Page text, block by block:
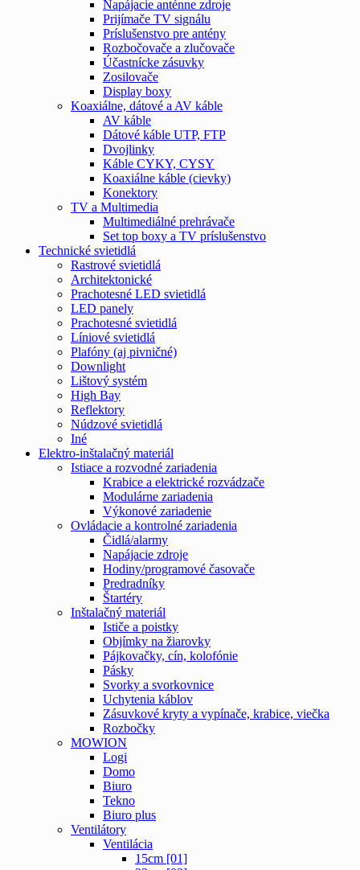
Napájacie anténne zdroje
Prijímače TV signálu
Príslušenstvo pre antény
Rozbočovače a zlučovače
Účastnícke zásuvky
Zosilovače
Display boxy
Koaxiálne, dátové a AV káble
AV káble
Dátové káble UTP, FTP
Dvojlinky
Káble CYKY, CYSY
Koaxiálne káble (cievky)
Konektory
TV a Multimedia
Multimediálné prehrávače
Set top boxy a TV príslušenstvo
Technické svietidlá
Rastrové svietidlá
Architektonické
Prachotesné LED svietidlá
LED panely
Prachotesné svietidlá
Líniové svietidlá
Plafóny (aj pivničné)
Downlight
Lištový systém
High Bay
Reflektory
Núdzové svietidlá
Iné
Elektro-inštalačný materiál
Istiace a rozvodné zariadenia
Krabice a elektrické rozvádzače
Modulárne zariadenia
Výkonové zariadenie
Ovládacie a kontrolné zariadenia
Čidlá/alarmy
Napájacie zdroje
Hodiny/programové časovače
Predradníky
Štartéry
Inštalačný materiál
Ističe a poistky
Objímky na žiarovky
Pájkovačky, cín, kolofónie
Pásky
Svorky a svorkovnice
Uchytenia káblov
Zásuvkové kryty a vypínače, krabice, viečka
Rozbočky
MOWION
Logi
Domo
Biuro
Tekno
Biuro plus
Ventilátory
Ventilácia
15cm [01]